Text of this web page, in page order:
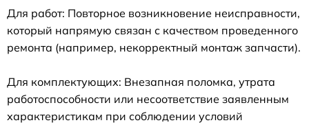
Для работ: Повторное возникновение неисправности,
который напрямую связан с качеством проведенного
ремонта (например, некорректный монтаж запчасти).
Для комплектующих: Внезапная поломка, утрата
работоспособности или несоответствие заявленным
характеристикам при соблюдении условий